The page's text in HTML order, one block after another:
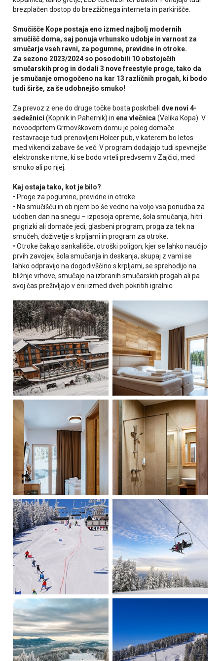
brezplačen dostop do brezžičnega interneta in parkirišče.
Smučišče Kope postaja eno izmed najbolj modernih
smučišč doma, saj ponuja vrhunsko udobje in varnost za
smučarje vseh ravni, za pogumne, previdne in otroke.
Za sezono 2023/2024 so posodobili 10 obstoječih
smučarskih prog in dodali 3 nove freestyle proge, tako da
je smučanje omogočeno na kar 13 različnih progah, ki bodo
tudi širše, za še udobnejšo smuko!
Za prevoz z ene do druge točke bosta poskrbeli dve novi 4-
sedežnici (Kopnik in Pahernik) in ena vlečnica (Velika Kopa). V
novoodprtem Grmovškovem domu je poleg domače
restavracije tudi prenovljeni Holcer pub, v katerem bo letos
med vikendi zabave še več. V program dodajajo tudi spevnejše
elektronske ritme, ki se bodo vrteli predvsem v Zajčici, med
smuko ali po njej.
Kaj ostaja tako, kot je bilo?
• Proge za pogumne, previdne in otroke.
• Na smučišču in ob njem bo še vedno na voljo vsa ponudba za
udoben dan na snegu – izposoja opreme, šola smučanja, hitri
prigrizki ali domače jedi, glasbeni program, proga za tek na
smučeh, doživetje s krpljami in program za otroke.
• Otroke čakajo sankališče, otroški poligon, kjer se lahko naučijo
prvih zavojev, šola smučanja in deskanja, skupaj z vami se
lahko odpravijo na dogodivščino s krpljami, se sprehodijo na
bližnje vrhove, smučajo na izbranih smučarskih progah ali pa
svoj čas preživljajo v eni izmed dveh pokritih igralnic.